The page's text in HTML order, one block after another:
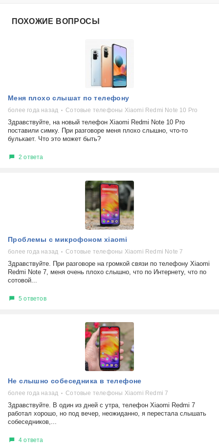
ПОХОЖИЕ ВОПРОСЫ
Меня плохо слышат по телефону
более года назад Сотовые телефоны Xiaomi Redmi Note 10 Pro
Здравствуйте, на новый телефон Xiaomi Redmi Note 10 Pro
поставили симку. При разговоре меня плохо слышно, что-то
булькает. Что это может быть?
2 ответа
Проблемы с микрофоном xiaomi
более года назад Сотовые телефоны Xiaomi Redmi Note 7
Здравствуйте. При разговоре на громкой связи по телефону Xiaomi
Redmi Note 7, меня очень плохо слышно, что по Интернету, что по
сотовой...
5 ответов
Не слышно собеседника в телефоне
более года назад Сотовые телефоны Xiaomi Redmi 7
Здравствуйте. В один из дней с утра, телефон Xiaomi Redmi 7
работал хорошо, но под вечер, неожиданно, я перестала слышать
собеседников,...
4 ответа